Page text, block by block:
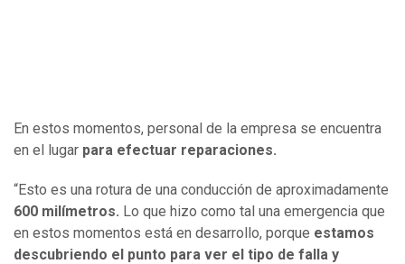
En estos momentos, personal de la empresa se encuentra
en el lugar para efectuar reparaciones.
“Esto es una rotura de una conducción de aproximadamente
600 milímetros. Lo que hizo como tal una emergencia que
en estos momentos está en desarrollo, porque estamos
descubriendo el punto para ver el tipo de falla y